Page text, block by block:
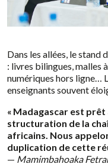
Dans les allées, le
: livres bilingues, malles
numériques hors ligne…
enseignants souvent
« Madagascar est
structuration de la
africains. Nous
duplication de cette
— Mamimbahoaka